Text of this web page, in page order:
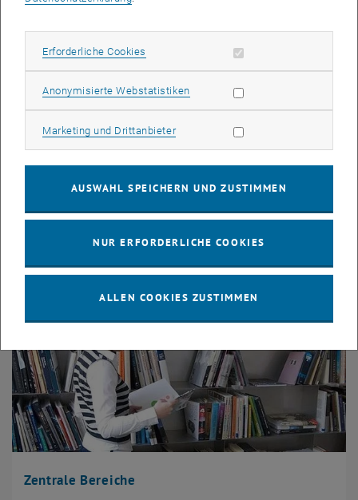
Subseiten von
Subseiten von Zentrale
ingenieur- und naturwissenschaftlichen Gebiete ab. Fachlich
ausdifferenziert in 51 Instituten sind rund 2.600
wissenschaftliche Mitarbeiter_innen in Lehre und Forschung
als Bauingenieur_innen, Elektrotechniker_innen,
Informatiker_innen, Maschinenbauer_innen,
Mathematiker_innen, Physiker_innen, Chemiker_innen,
Geolog_innen, Wirtschafts- und Sozialwissenschaftler_innen
Zentrale Bereiche
Erforderliche Cookies Erforderliche Cookies zulassen
Anonymisierte WebstatistikenStatistik Cookies zulassen
Marketing und DrittanbieterMarketing Cookies zulassen
AUSWAHL SPEICHERN UND ZUSTIMMEN
NUR ERFORDERLICHE COOKIES
ALLEN COOKIES ZUSTIMMEN